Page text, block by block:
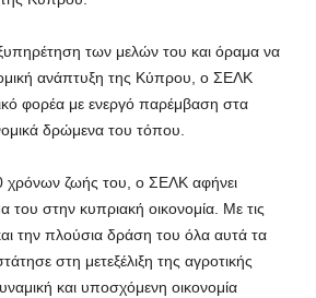
των μελών του και όραμα να
ανάπτυξη της Κύπρου, ο ΣΕΛΚ
φορέα με ενεργό παρέμβαση στα
δρώμενα του τόπου.
χρόνων ζωής του, ο ΣΕΛΚ αφήνει
του στην κυπριακή οικονομία. Με τις
την πλούσια δράση του όλα αυτά τα
στη μετεξέλιξη της αγροτικής
και υποσχόμενη οικονομία